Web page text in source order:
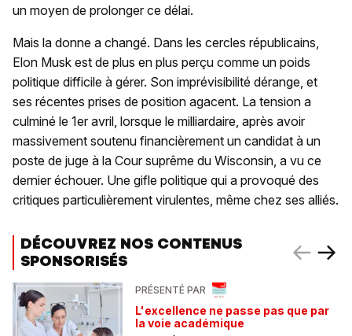
un moyen de prolonger ce délai.
Mais la donne a changé. Dans les cercles républicains,
Elon Musk est de plus en plus perçu comme un poids
politique difficile à gérer. Son imprévisibilité dérange, et
ses récentes prises de position agacent. La tension a
culminé le 1er avril, lorsque le milliardaire, après avoir
massivement soutenu financièrement un candidat à un
poste de juge à la Cour suprême du Wisconsin, a vu ce
dernier échouer. Une gifle politique qui a provoqué des
critiques particulièrement virulentes, même chez ses alliés.
DÉCOUVREZ NOS CONTENUS
SPONSORISÉS
PRÉSENTÉ PAR
L'excellence ne passe pas que par
la voie académique